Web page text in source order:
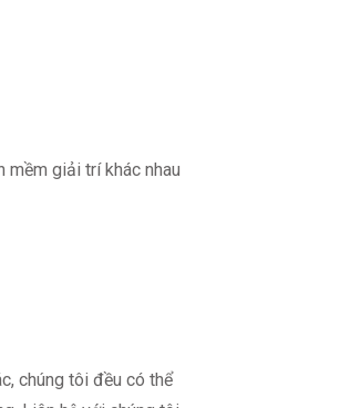
mềm giải trí khác nhau
chúng tôi đều có thể